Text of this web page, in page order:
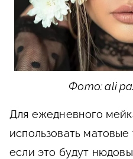
Фото: ali
Для ежедневного
использовать
если это будут